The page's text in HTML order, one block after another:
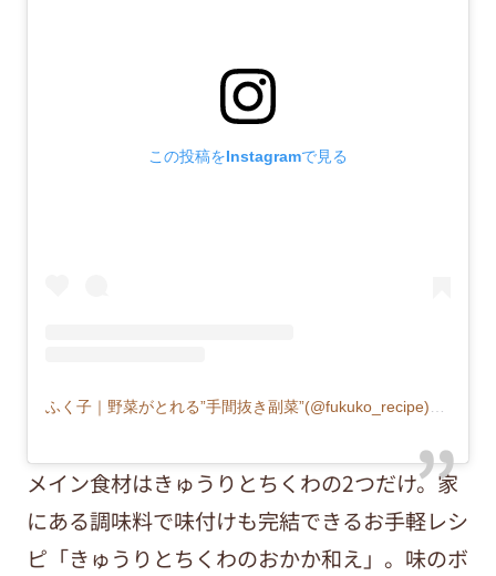
この投稿をInstagramで見る
メイン食材はきゅうりとちくわの2つだけ。家
にある調味料で味付けも完結できるお手軽レシ
ピ「きゅうりとちくわのおかか和え」。味のボ